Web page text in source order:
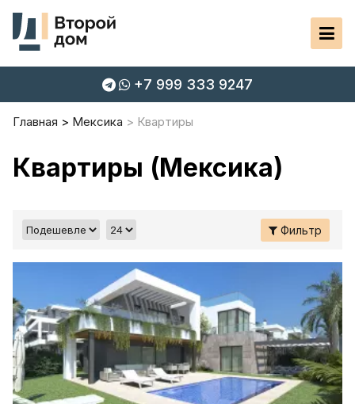
+7 999 333 9247
Главная Мексика Квартиры
Квартиры (Мексика)
Фильтр